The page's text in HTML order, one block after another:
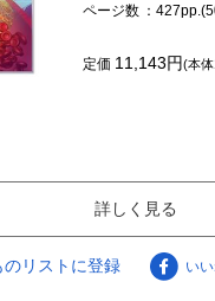
ページ数 ：
定価 11,143円(本
詳しく見る
のリストに登録 い